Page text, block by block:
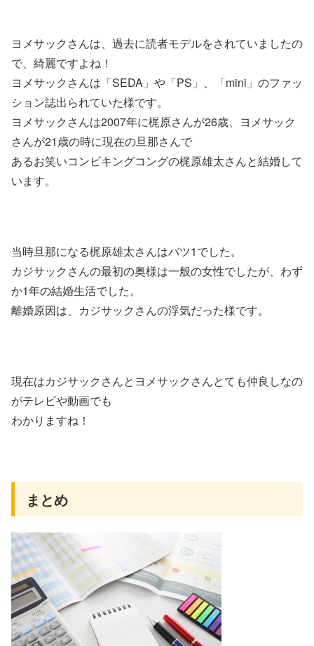
ヨメサックさんは、過去に読者モデルをされていましたの
で、綺麗ですよね！
ヨメサックさんは「SEDA」や「PS」、「mini」のファッ
ション誌出られていた様です。
ヨメサックさんは2007年に梶原さんが26歳、ヨメサック
さんが21歳の時に現在の旦那さんで
あるお笑いコンビキングコングの梶原雄太さんと結婚して
います。
当時旦那になる梶原雄太さんはバツ1でした。
カジサックさんの最初の奥様は一般の女性でしたが、わず
か1年の結婚生活でした。
離婚原因は、カジサックさんの浮気だった様です。
現在はカジサックさんとヨメサックさんとても仲良しなの
がテレビや動画でも
わかりますね！
まとめ